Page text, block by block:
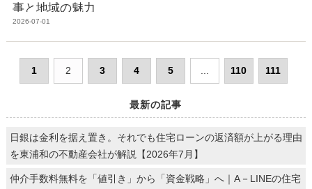
事と地域の魅力
2026-07-01
1 2 3 4 5 ... 110 111
最新の記事
日銀は金利を据え置き。それでも住宅ローンの返済額が上がる理由
を東浦和の不動産会社が解説【2026年7月】
仲介手数料無料を「値引き」から「資金戦略」へ｜A－LINEの住宅